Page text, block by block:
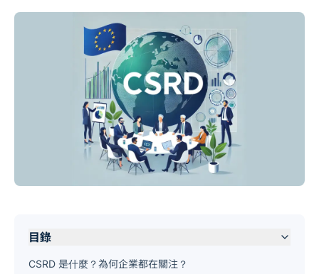
目錄
CSRD 是什麼？為何企業都在關注？